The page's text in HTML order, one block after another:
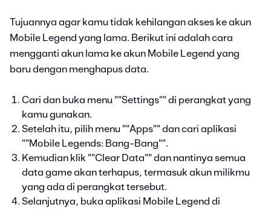
Tujuannya agar kamu tidak kehilangan akses ke akun
Mobile Legend yang lama. Berikut ini adalah cara
mengganti akun lama ke akun Mobile Legend yang
baru dengan menghapus data.
Cari dan buka menu ""Settings"" di perangkat yang
kamu gunakan.
Setelah itu, pilih menu ""Apps"" dan cari aplikasi
""Mobile Legends: Bang-Bang"".
Kemudian klik ""Clear Data"" dan nantinya semua
data game akan terhapus, termasuk akun milikmu
yang ada di perangkat tersebut.
Selanjutnya, buka aplikasi Mobile Legend di